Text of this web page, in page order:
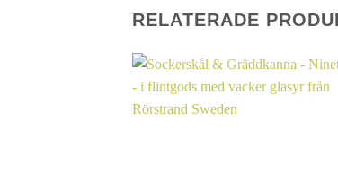
RELATERADE